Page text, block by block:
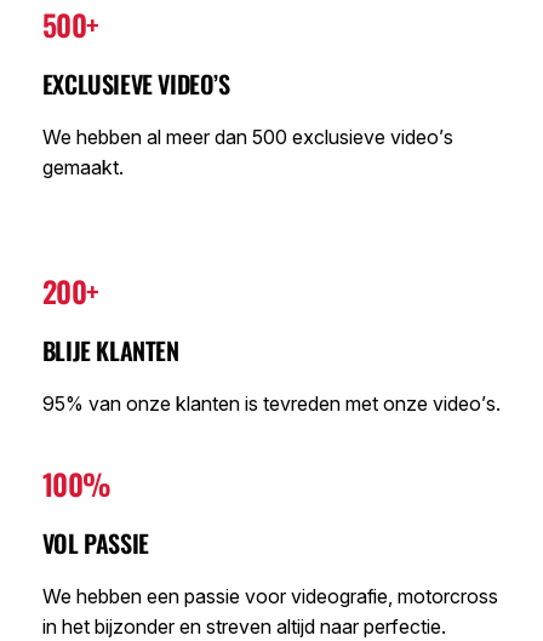
500+
EXCLUSIEVE VIDEO’S
We hebben al meer dan 500 exclusieve video’s
gemaakt.
200+
BLIJE KLANTEN
95% van onze klanten is tevreden met onze video’s.
100%
VOL PASSIE
We hebben een passie voor videografie, motorcross
in het bijzonder en streven altijd naar perfectie.